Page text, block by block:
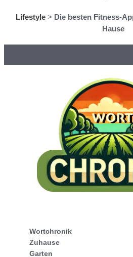
Lifestyle> Die besten Fitness-
Hause
Wortchronik
Zuhause
Garten